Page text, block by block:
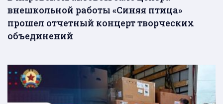
внешкольной работы «Синяя птица»
прошел отчетный концерт творческих
объединений